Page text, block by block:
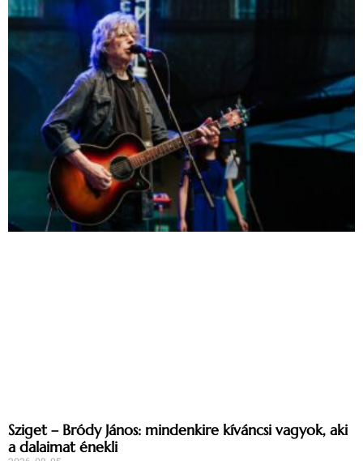
Sziget – Bródy János: mindenkire kíváncsi vagyok, aki
a dalaimat énekli